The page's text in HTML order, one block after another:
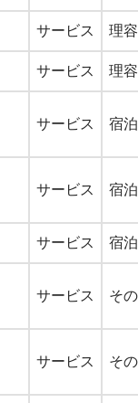
サービス 理
サービス 理
サービス 宿
サービス 宿
サービス 宿
サービス そ
サービス そ